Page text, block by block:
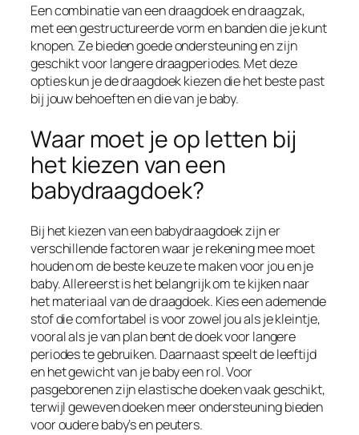
Een combinatie van een draagdoek en draagzak,
met een gestructureerde vorm en banden die je kunt
knopen. Ze bieden goede ondersteuning en zijn
geschikt voor langere draagperiodes. Met deze
opties kun je de draagdoek kiezen die het beste past
bij jouw behoeften en die van je baby.
Waar moet je op letten bij
het kiezen van een
babydraagdoek?
Bij het kiezen van een babydraagdoek zijn er
verschillende factoren waar je rekening mee moet
houden om de beste keuze te maken voor jou en je
baby. Allereerst is het belangrijk om te kijken naar
het materiaal van de draagdoek. Kies een ademende
stof die comfortabel is voor zowel jou als je kleintje,
vooral als je van plan bent de doek voor langere
periodes te gebruiken. Daarnaast speelt de leeftijd
en het gewicht van je baby een rol. Voor
pasgeborenen zijn elastische doeken vaak geschikt,
terwijl geweven doeken meer ondersteuning bieden
voor oudere baby’s en peuters.